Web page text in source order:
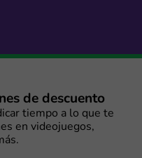
de descuento
tiempo a lo que te
en videojuegos,